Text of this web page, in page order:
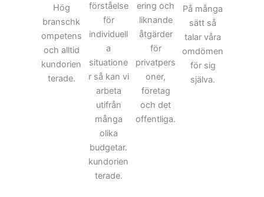
Hög
branschk
ompetens
och alltid
kundorien
terade.
förståelse
för
individuell
a
situatione
r så kan vi
arbeta
utifrån
många
olika
budgetar.
kundorien
terade.
ering och
liknande
åtgärder
för
privatpers
oner,
företag
och det
offentliga.
På många
sätt så
talar våra
omdömen
för sig
själva.